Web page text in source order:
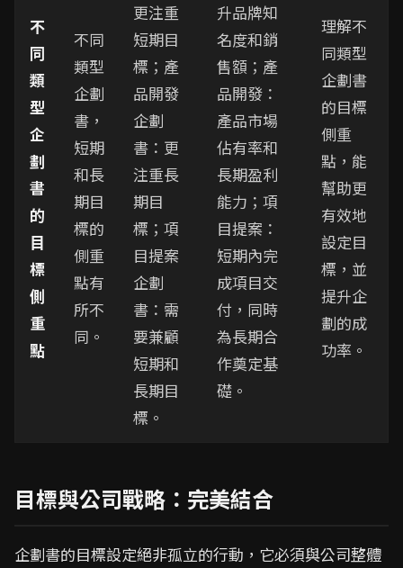
不
同
類
型
企
劃
書
的
目
標
側
重
點
不同
類型
企劃
書，
短期
和長
期目
標的
側重
點有
所不
同。
更注重
短期目
標；產
品開發
企劃
書：更
注重長
期目
標；項
目提案
企劃
書：需
要兼顧
短期和
長期目
標。
升品牌知
名度和銷
售額；產
品開發：
產品市場
佔有率和
長期盈利
能力；項
目提案：
短期內完
成項目交
付，同時
為長期合
作奠定基
礎。
理解不
同類型
企劃書
的目標
側重
點，能
幫助更
有效地
設定目
標，並
提升企
劃的成
功率。
目標與公司戰略：完美結合
企劃書的目標設定絕非孤立的行動，它必須與公司整體